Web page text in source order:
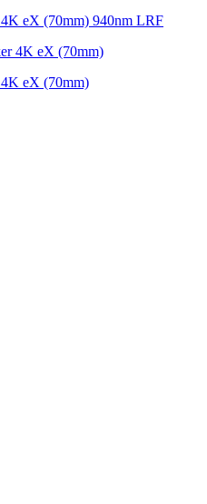
eX (70mm) 940nm LRF
eX (70mm)